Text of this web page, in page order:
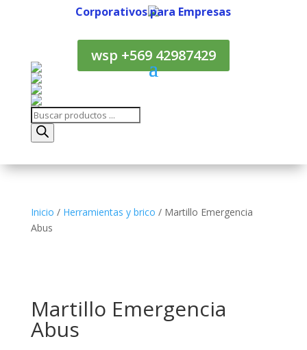
Corporativos para Empresas
wsp +569 42987429
Búsqueda
de
productos
Inicio / Herramientas y brico / Martillo Emergencia
Abus
Martillo Emergencia
Abus